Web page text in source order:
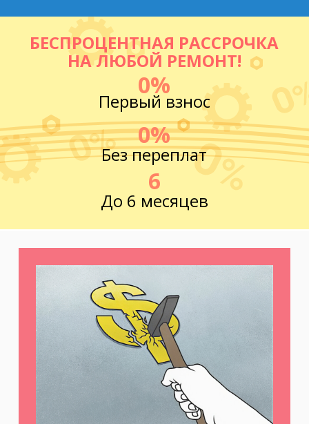
БЕСПРОЦЕНТНАЯ РАССРОЧКА
НА ЛЮБОЙ РЕМОНТ!
0%
Первый взнос
0%
Без переплат
6
До 6 месяцев